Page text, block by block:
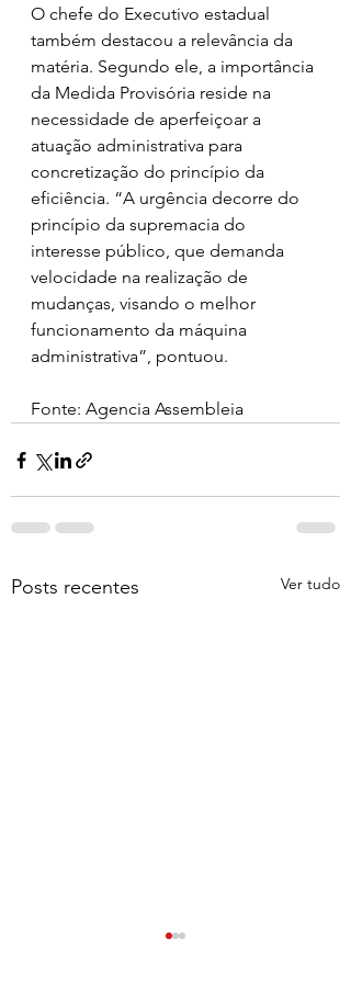
O chefe do Executivo estadual
também destacou a relevância da
matéria. Segundo ele, a importância
da Medida Provisória reside na
necessidade de aperfeiçoar a
atuação administrativa para
concretização do princípio da
eficiência. “A urgência decorre do
princípio da supremacia do
interesse público, que demanda
velocidade na realização de
mudanças, visando o melhor
funcionamento da máquina
administrativa”, pontuou.
Fonte: Agencia Assembleia
Posts recentes Ver tudo